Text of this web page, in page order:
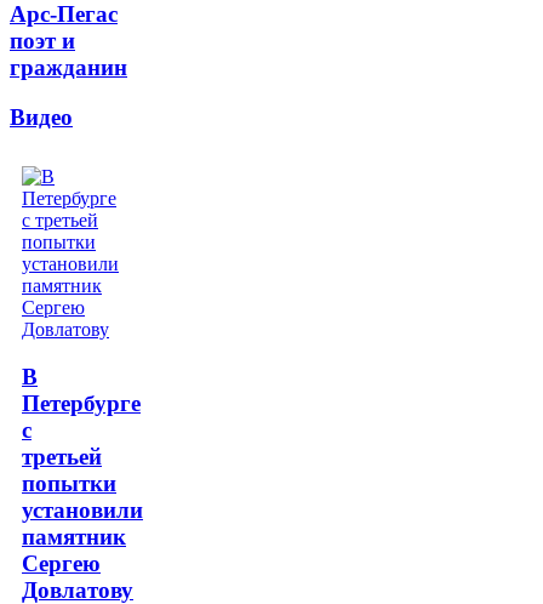
Арс-Пегас
поэт и
гражданин
Видео
В
Петербурге
с
третьей
попытки
установили
памятник
Сергею
Довлатову